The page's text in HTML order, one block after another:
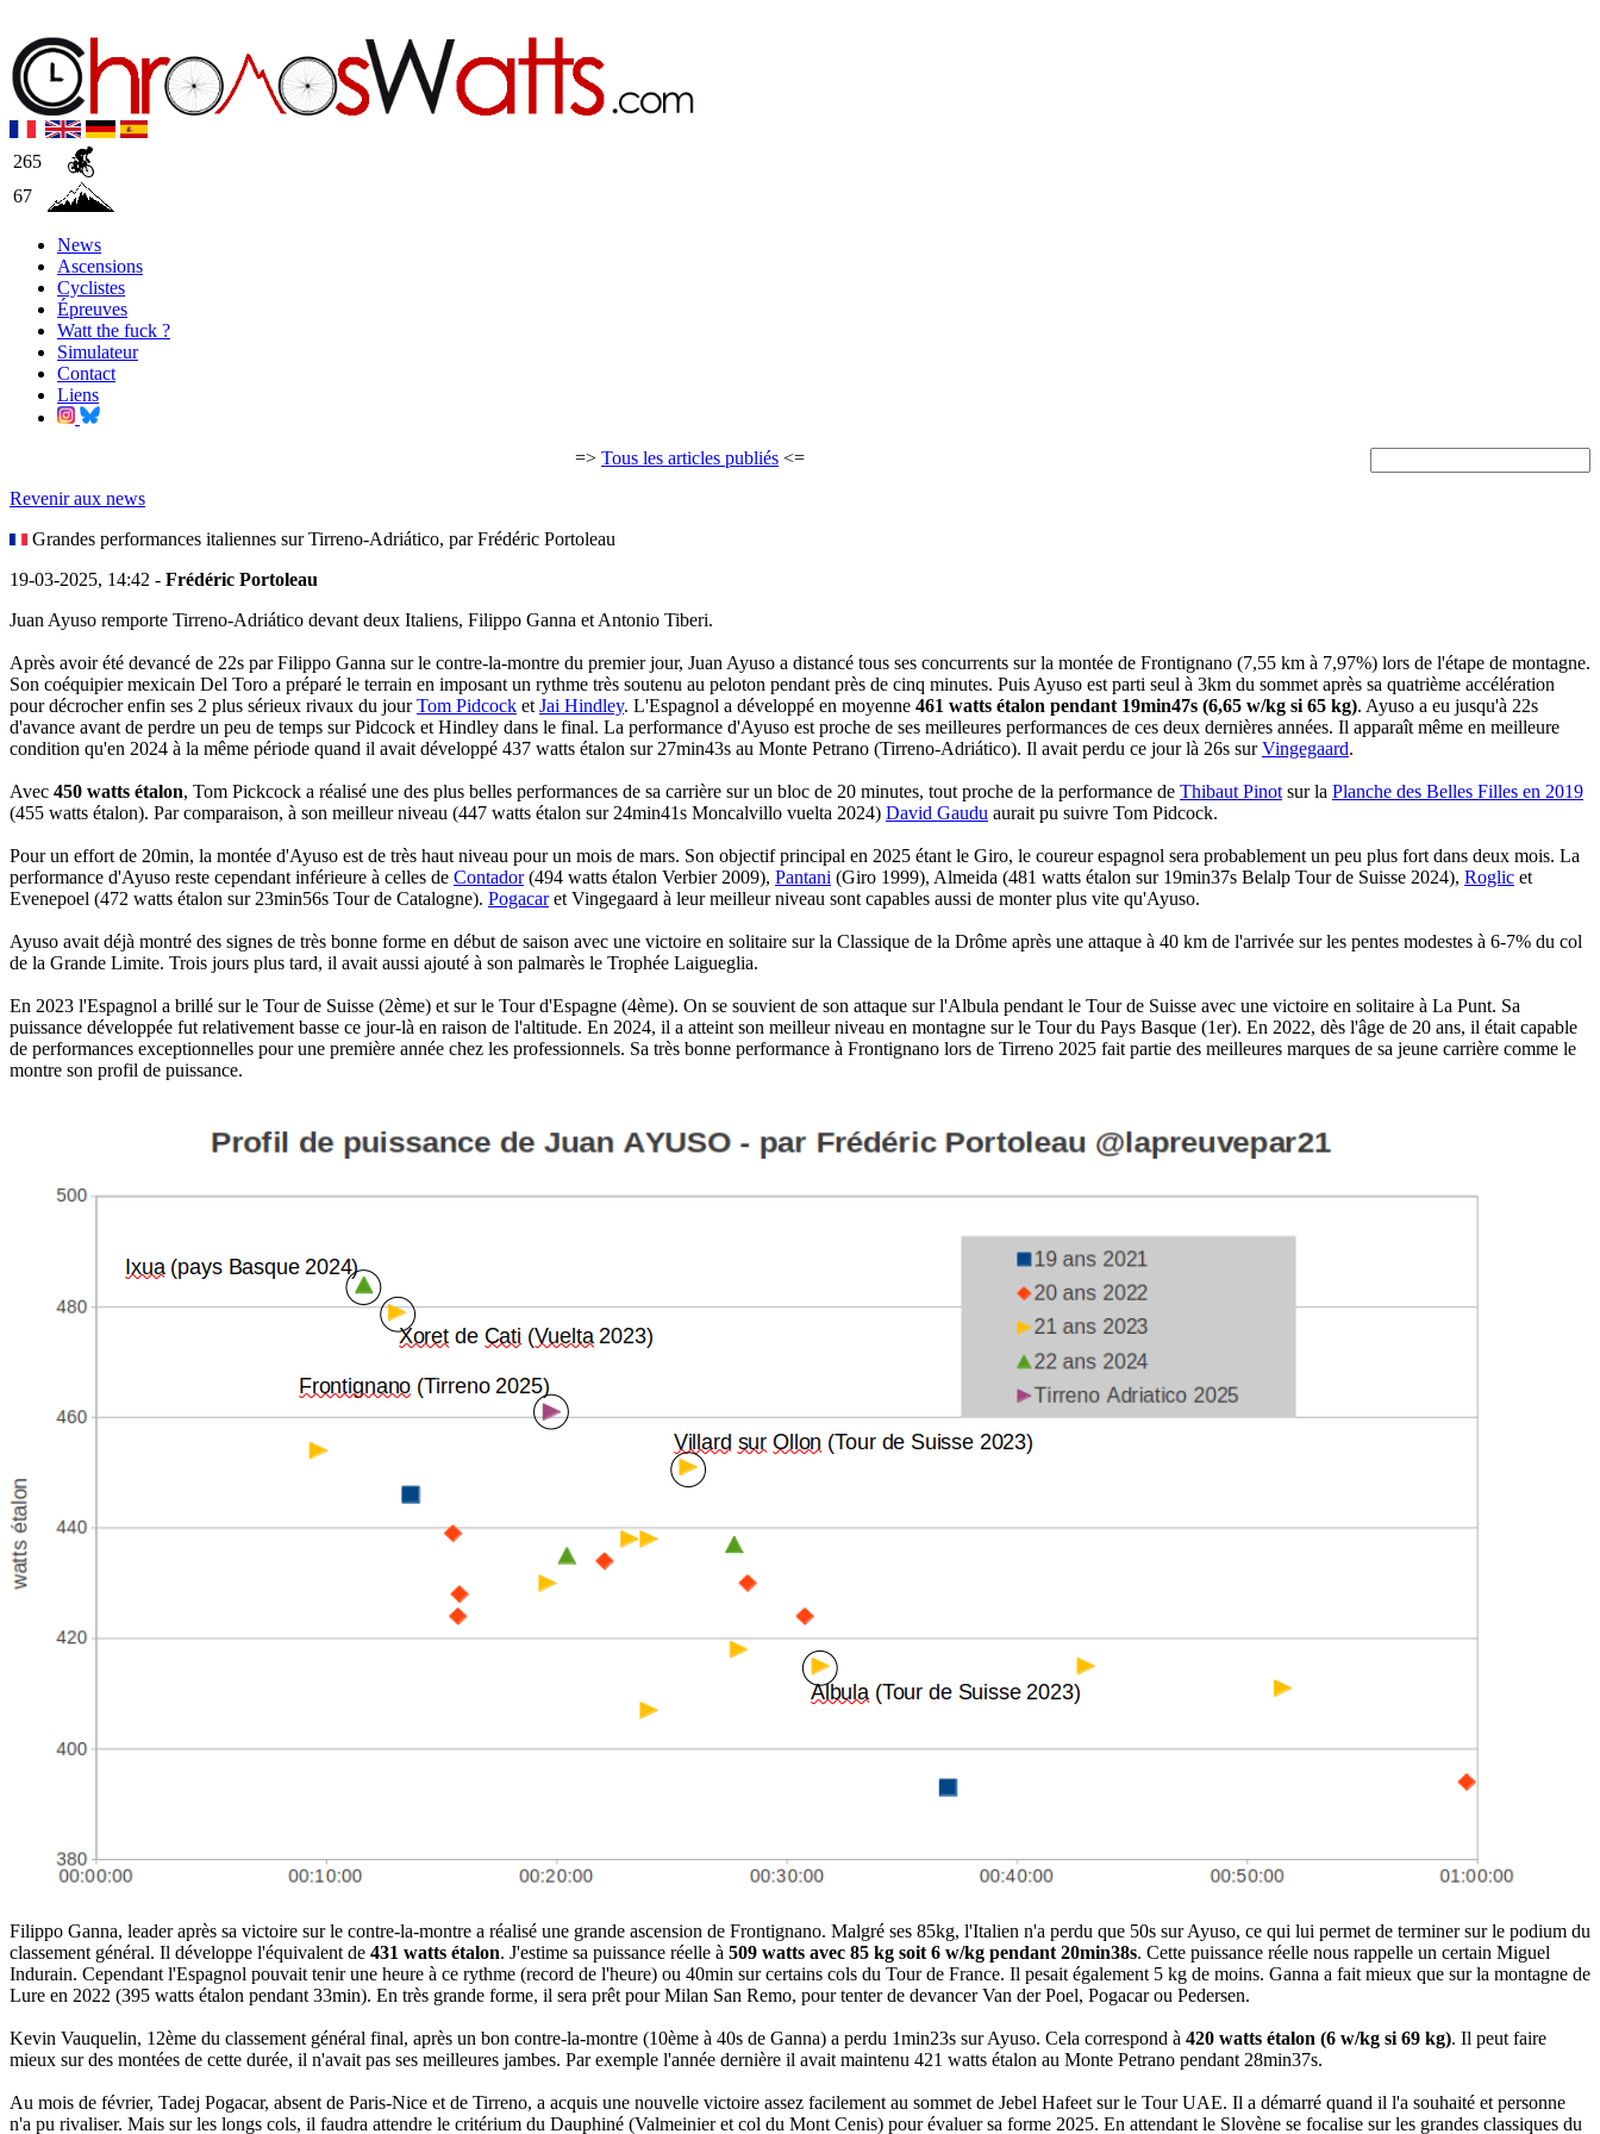
265
67
News
Ascensions
Cyclistes
Épreuves
Watt the fuck ?
Simulateur
Contact
Liens
=> Tous les articles publiés <=
Revenir aux news
Grandes performances italiennes sur Tirreno-Adriático, par Frédéric Portoleau
19-03-2025, 14:42 - Frédéric Portoleau
Juan Ayuso remporte Tirreno-Adriático devant deux Italiens, Filippo Ganna et Antonio Tiberi.
Après avoir été devancé de 22s par Filippo Ganna sur le contre-la-montre du premier jour, Juan Ayuso a distancé tous ses concurrents sur la montée de Frontignano (7,55 km à 7,97%) lors de l'étape de montagne.
Son coéquipier mexicain Del Toro a préparé le terrain en imposant un rythme très soutenu au peloton pendant près de cinq minutes. Puis Ayuso est parti seul à 3km du sommet après sa quatrième accélération
pour décrocher enfin ses 2 plus sérieux rivaux du jourTom Pidcock et Jai Hindley. L'Espagnol a développé en moyenne 461 watts étalon pendant 19min47s (6,65 w/kg si 65 kg). Ayuso a eu jusqu'à 22s
d'avance avant de perdre un peu de temps sur Pidcock et Hindley dans le final. La performance d'Ayuso est proche de ses meilleures performances de ces deux dernières années. Il apparaît même en meilleure
condition qu'en 2024 à la même période quand il avait développé 437 watts étalon sur 27min43s au Monte Petrano (Tirreno-Adriático). Il avait perdu ce jour là 26s surVingegaard.
Avec 450 watts étalon, Tom Pickcock a réalisé une des plus belles performances de sa carrière sur un bloc de 20 minutes, tout proche de la performance de Thibaut Pinot sur la Planche des Belles Filles en 2019
(455 watts étalon). Par comparaison, à son meilleur niveau (447 watts étalon sur 24min41s Moncalvillo vuelta 2024) David Gaudu aurait pu suivre Tom Pidcock.
Pour un effort de 20min, la montée d'Ayuso est de très haut niveau pour un mois de mars. Son objectif principal en 2025 étant le Giro, le coureur espagnol sera probablement un peu plus fort dans deux mois. La
performance d'Ayuso reste cependant inférieure à celles de Contador(494 watts étalon Verbier 2009), Pantani (Giro 1999), Almeida (481 watts étalon sur 19min37s Belalp Tour de Suisse 2024), Roglic et
Evenepoel (472 watts étalon sur 23min56s Tour de Catalogne). Pogacaret Vingegaard à leur meilleur niveau sont capables aussi de monter plus vite qu'Ayuso.
Ayuso avait déjà montré des signes de très bonne forme en début de saison avec une victoire en solitaire sur la Classique de la Drôme après une attaque à 40 km de l'arrivée sur les pentes modestes à 6-7% du col
de la Grande Limite. Trois jours plus tard, il avait aussi ajouté à son palmarès le Trophée Laigueglia.
En 2023 l'Espagnol a brillé sur le Tour de Suisse (2ème) et sur le Tour d'Espagne (4ème). On se souvient de son attaque sur l'Albula pendant le Tour de Suisse avec une victoire en solitaire à La Punt. Sa
puissance développée fut relativement basse ce jour-là en raison de l'altitude. En 2024, il a atteint son meilleur niveau en montagne sur le Tour du Pays Basque (1er). En 2022, dès l'âge de 20 ans, il était capable
de performances exceptionnelles pour une première année chez les professionnels. Sa très bonne performance à Frontignano lors de Tirreno 2025 fait partie des meilleures marques de sa jeune carrière comme le
montre son profil de puissance.
Filippo Ganna, leader après sa victoire sur le contre-la-montre a réalisé une grande ascension de Frontignano. Malgré ses 85kg, l'Italien n'a perdu que 50s sur Ayuso, ce qui lui permet de terminer sur le podium du
classement général. Il développe l'équivalent de 431 watts étalon. J'estime sa puissance réelle à 509 watts avec 85 kg soit 6 w/kg pendant 20min38s. Cette puissance réelle nous rappelle un certain Miguel
Indurain. Cependant l'Espagnol pouvait tenir une heure à ce rythme (record de l'heure) ou 40min sur certains cols du Tour de France. Il pesait également 5 kg de moins. Ganna a fait mieux que sur la montagne de
Lure en 2022 (395 watts étalon pendant 33min). En très grande forme, il sera prêt pour Milan San Remo, pour tenter de devancer Van der Poel, Pogacar ou Pedersen.
Kevin Vauquelin, 12ème du classement général final, après un bon contre-la-montre (10ème à 40s de Ganna) a perdu 1min23s sur Ayuso. Cela correspond à 420 watts étalon (6 w/kg si 69 kg). Il peut faire
mieux sur des montées de cette durée, il n'avait pas ses meilleures jambes. Par exemple l'année dernière il avait maintenu 421 watts étalon au Monte Petrano pendant 28min37s.
Au mois de février, Tadej Pogacar, absent de Paris-Nice et de Tirreno, a acquis une nouvelle victoire assez facilement au sommet de Jebel Hafeet sur le Tour UAE. Il a démarré quand il l'a souhaité et personne
n'a pu rivaliser. Mais sur les longs cols, il faudra attendre le critérium du Dauphiné (Valmeinier et col du Mont Cenis) pour évaluer sa forme 2025. En attendant le Slovène se focalise sur les grandes classiques du